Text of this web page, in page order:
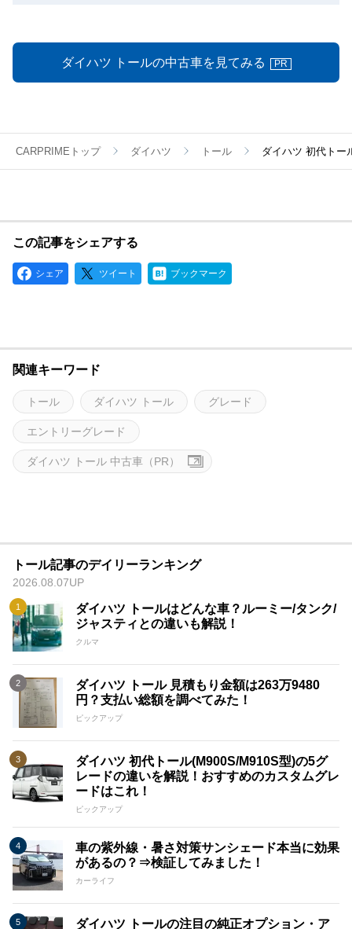
ダイハツ トールの中古車を見てみる PR
CARPRIMEトップ ダイハツ トール ダイハツ 初代トー
この記事をシェアする
シェア ツイート ブックマーク
関連キーワード
トール ダイハツ トール グレード
エントリーグレード
ダイハツ トール 中古車（PR）
トール記事のデイリーランキング
2026.08.07UP
ダイハツ トールはどんな車？ルーミー/タンク/
ジャスティとの違いも解説！
クルマ
ダイハツ トール 見積もり金額は263万9480
円？支払い総額を調べてみた！
ピックアップ
ダイハツ 初代トール(M900S/M910S型)の5グ
レードの違いを解説！おすすめのカスタムグレ
ードはこれ！
ピックアップ
車の紫外線・暑さ対策サンシェード本当に効果
があるの？⇒検証してみました！
カーライフ
ダイハツ トールの注目の純正オプション・ア